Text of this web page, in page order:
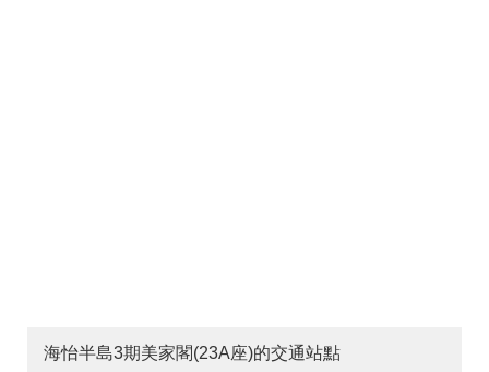
海怡半島3期美家閣(23A座)的交通站點